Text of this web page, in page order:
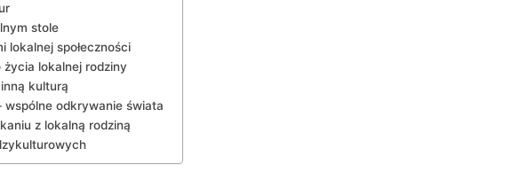
stole
lokalnej społeczności
⁣życia‍ lokalnej rodziny
kulturą
⁤wspólne ⁢odkrywanie świata
z lokalną ⁣rodziną